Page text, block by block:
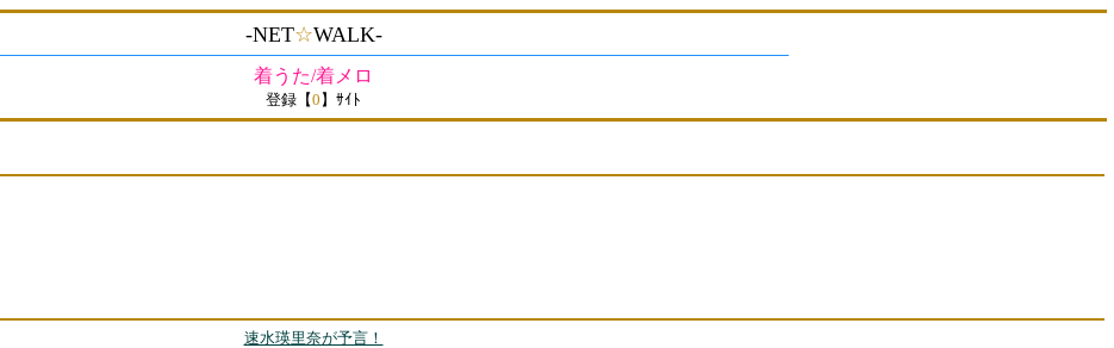
-NET☆WALK-
着うた/着メロ
登録【0】ｻｲﾄ
速水瑛里奈が予言！